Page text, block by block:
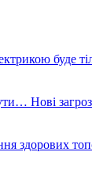
буде
Нові
здорових